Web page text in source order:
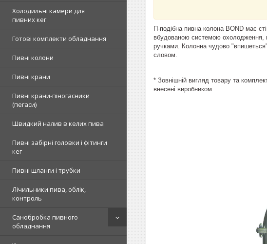
Холодильні камери для
пивних кег
Готові комплекти обладнання
Пивні колони
Пивні крани
Пивні крани-піногасники
(пегаси)
Швидкий налив в келих пива
Пивні забірні головки і фітинги
кег
Пивні шланги і трубки
Лічильники пива, облік,
контроль
Санобробка пивного
обладнання
П-подібна пивна колона BOND має
вбудованою системою охолодження,
ручками. Колонна чудово
словом.
* Зовнішній вигляд товару та
внесені виробником.